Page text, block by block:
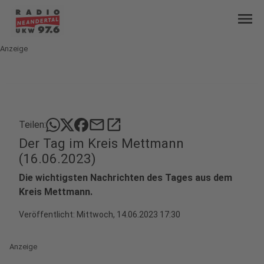
menu
Anzeige
Teilen: mailopen_in_new
Der Tag im Kreis Mettmann
(16.06.2023)
Die wichtigsten Nachrichten des Tages aus dem
Kreis Mettmann.
Veröffentlicht: Mittwoch, 14.06.2023 17:30
Anzeige